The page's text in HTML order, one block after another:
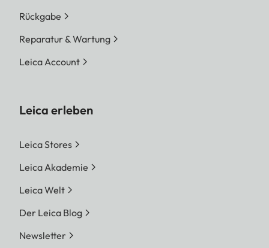
Rückgabe
Reparatur & Wartung
Leica Account
Leica erleben
Leica Stores
Leica Akademie
Leica Welt
Der Leica Blog
Newsletter